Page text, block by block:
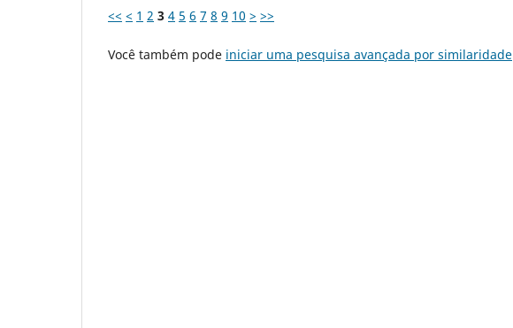
<< < 1 2 3 4 5 6 7 8 9 10 > >>
Você também pode iniciar uma pesquisa avançada por similaridade